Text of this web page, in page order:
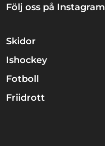
Följ oss på Instagram
Skidor
Ishockey
Fotboll
Friidrott